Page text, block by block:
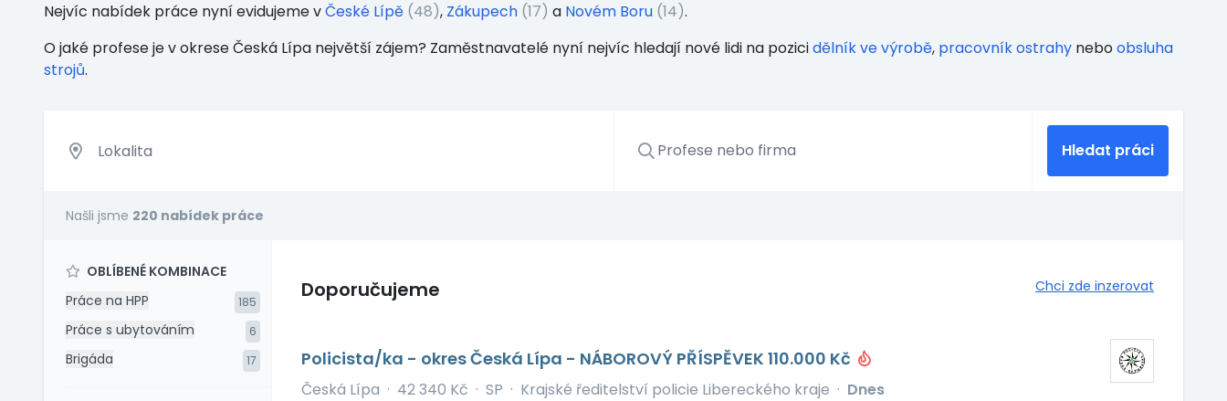
Nejvíc nabídek práce nyní evidujeme vČeské Lípě (48), Zákupech (17) a Novém Boru (14).
O jaké profese je v okrese Česká Lípa největší zájem? Zaměstnavatelé nyní nejvíc hledají nové lidi na pozicidělník ve výrobě, pracovník ostrahy neboobsluha
strojů.
Hledat práci
Našli jsme 220 nabídek práce
OBLÍBENÉ KOMBINACE
Práce na HPP
185
Práce s ubytováním 6
Brigáda 17
Doporučujeme Chci zde inzerovat
Policista/ka - okres Česká Lípa - NÁBOROVÝ PŘÍSPĚVEK 110.000 Kč
Česká Lípa · 42 340 Kč · SP · Krajské ředitelství policie Libereckého kraje · Dnes